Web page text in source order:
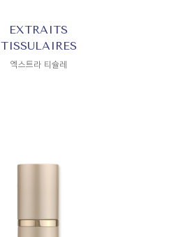
EXTRAITS
TISSULAIRES
엑스트라 티슐레